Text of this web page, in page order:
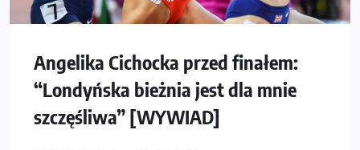
Angelika Cichocka przed finałem:
“Londyńska bieżnia jest dla mnie
szczęśliwa” [WYWIAD]